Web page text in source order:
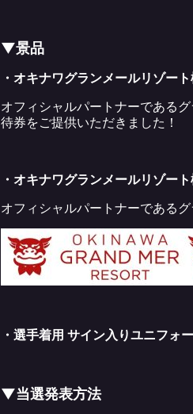
▼景品
・オキナワグランメールリゾー
オフィシャルパートナーである
待券をご提供いただきました！
・オキナワグランメールリゾー
オフィシャルパートナーである
・選手着用 サイン入りユニフォ
▼当選発表方法